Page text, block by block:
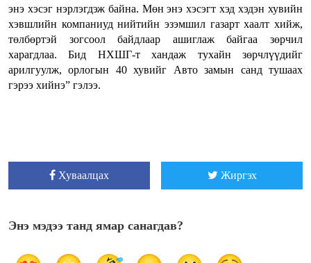
энэ хэсэг нэрлэгдэж байна. Мөн энэ хэсэгт хэд хэдэн хувийн
хэвшлийн компаниуд нийтийн эзэмшил газарт хаалт хийж,
төлбөртэй зогсоол байдлаар ашиглаж байгаа зөрчил
харагдлаа. Бид НХШГ-т хандаж тухайн зөрчлүүдийг
арилгуулж, орлогын 40 хувийг Авто замын санд тушаах
гэрээ хийнэ” гэлээ.
Хуваалцах Жиргэх
Энэ мэдээ танд ямар санагдав?